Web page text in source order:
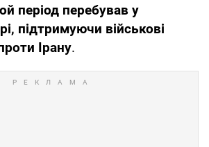
період перебував у
підтримуючи військові
Ірану.